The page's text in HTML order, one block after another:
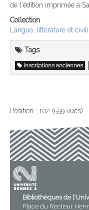
de l'édition imprimée à
Collection
Langue, littérature et
Tags
Inscriptions anciennes ,
Position : 102 (559 vues)
Bibliothèques de
Place du Recteur